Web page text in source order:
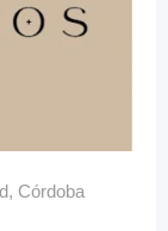
, Córdoba